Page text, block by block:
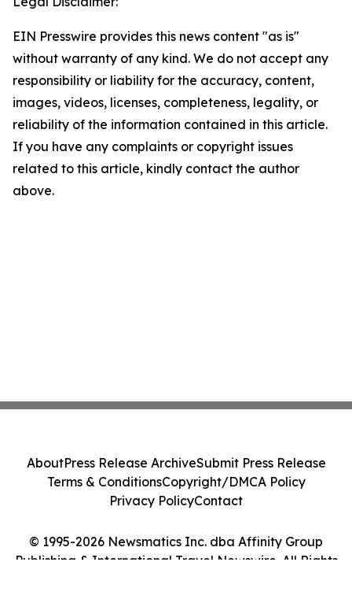
EIN Presswire provides this news content "as is"
without warranty of any kind. We do not accept any
responsibility or liability for the accuracy, content,
images, videos, licenses, completeness, legality, or
reliability of the information contained in this article.
If you have any complaints or copyright issues
related to this article, kindly contact the author
above.
© 1995-2026 Newsmatics Inc. dba Affinity Group
Publishing & International Travel Newswire. All Rights
AboutPress Release ArchiveSubmit Press Release
Terms & ConditionsCopyright/DMCA Policy
Privacy PolicyContact